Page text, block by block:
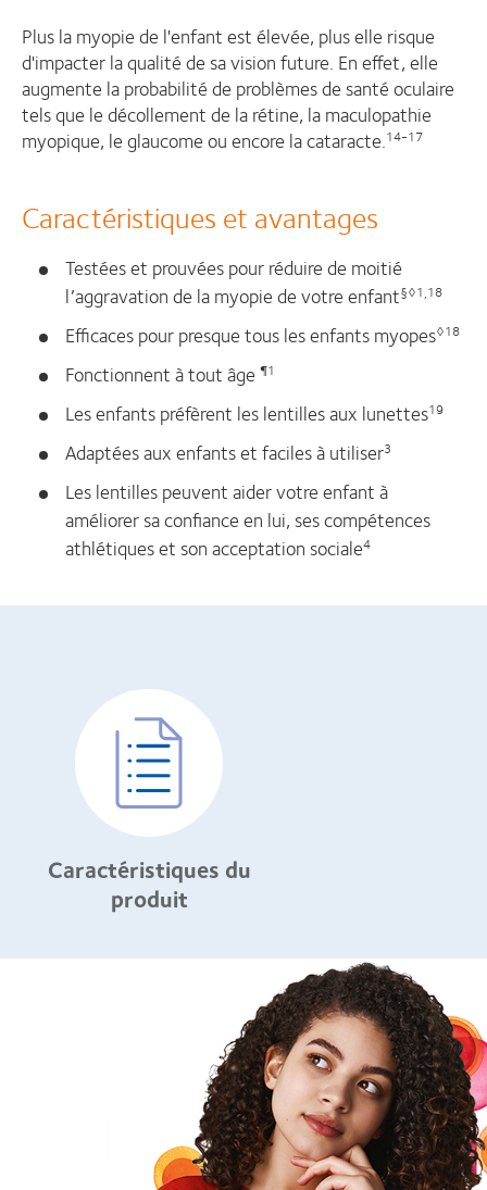
Plus la myopie de l'enfant est élevée, plus elle risque
d'impacter la qualité de sa vision future. En effet, elle
augmente la probabilité de problèmes de santé oculaire
tels que le décollement de la rétine, la maculopathie
myopique, le glaucome ou encore la cataracte.14-17
Caractéristiques et avantages
Testées et prouvées pour réduire de moitié
l’aggravation de la myopie de votre enfant§◊1,18
Efficaces pour presque tous les enfants myopes◊18
Fonctionnent à tout âge ¶1
Les enfants préfèrent les lentilles aux lunettes19
Adaptées aux enfants et faciles à utiliser3
Les lentilles peuvent aider votre enfant à
améliorer sa confiance en lui, ses compétences
athlétiques et son acceptation sociale4
Caractéristiques du
produit